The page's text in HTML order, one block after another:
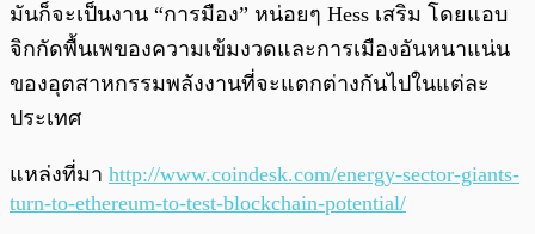
มันก็จะเป็นงาน “การมือง” หน่อยๆ Hess เสริม โดยแอบ
จิกกัดพื้นเพของความเข้มงวดและการเมืองอันหนาแน่น
ของอุตสาหกรรมพลังงานที่จะแตกต่างกันไปในแต่ละ
ประเทศ
แหล่งที่มา http://www.coindesk.com/energy-sector-giants-
turn-to-ethereum-to-test-blockchain-potential/